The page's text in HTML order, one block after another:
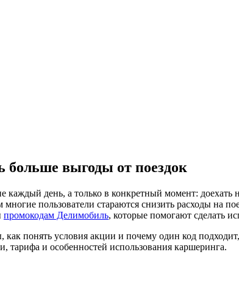
больше выгоды от поездок
день, а только в конкретный момент: доехать
многие пользователи стараются снизить расходы на
промокодам Делимобиль, которые помогают сделать
понять условия акции и почему один код
тарифа и особенностей использования каршеринга.